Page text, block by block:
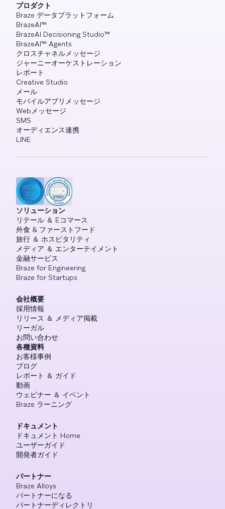
プロダクト
Braze データプラットフォーム
BrazeAI™
BrazeAI Decisioning Studio™
BrazeAI™ Agents
クロスチャネルメッセージ
ジャーニーオーケストレーション
レポート
Creative Studio
メール
モバイルアプリメッセージ
Webメッセージ
SMS
オーディエンス連携
LINE
ソリューション
リテール ＆ Eコマース
外食 & ファーストフード
旅行 ＆ ホスピタリティ
メディア ＆ エンターテイメント
金融サービス
Braze for Engineering
Braze for Startups
会社概要
採用情報
リリース ＆ メディア掲載
リーガル
お問い合わせ
各種資料
お客様事例
ブログ
レポート ＆ ガイド
動画
ウェビナー ＆ イベント
Braze ラーニング
ドキュメント
ドキュメント Home
ユーザーガイド
開発者ガイド
パートナー
Braze Alloys
パートナーになる
パートナーディレクトリ